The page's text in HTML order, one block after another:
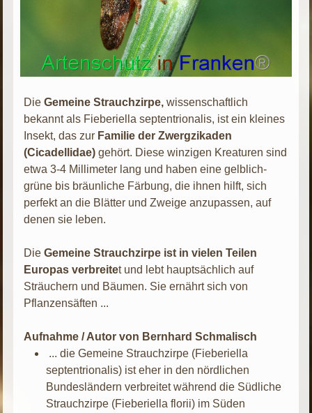
DieGemeine Strauchzirpe, wissenschaftlich
bekannt als Fieberiella septentrionalis, ist ein kleines
Insekt, das zur Familie der Zwergzikaden
(Cicadellidae) gehört. Diese winzigen Kreaturen sind
etwa 3-4 Millimeter lang und haben eine gelblich-
grüne bis bräunliche Färbung, die ihnen hilft, sich
perfekt an die Blätter und Zweige anzupassen, auf
denen sie leben.
DieGemeine Strauchzirpe ist in vielen Teilen
Europas verbreitet und lebt hauptsächlich auf
Sträuchern und Bäumen. Sie ernährt sich von
Pflanzensäften ...
Aufnahme / Autor von Bernhard Schmalisch
... die Gemeine Strauchzirpe (Fieberiella
septentrionalis) ist eher in den nördlichen
Bundesländern verbreitet während die Südliche
Strauchzirpe (Fieberiella florii) im Süden